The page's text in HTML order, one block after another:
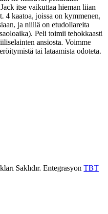
itse vaikuttaa hieman liian
4 kaatoa, joissa on kymmenen,
ja niillä on etudollareita
Peli toimii tehokkaasti
ansiosta. Voimme
tai lataamista odoteta.
Saklıdır. Entegrasyon TBT